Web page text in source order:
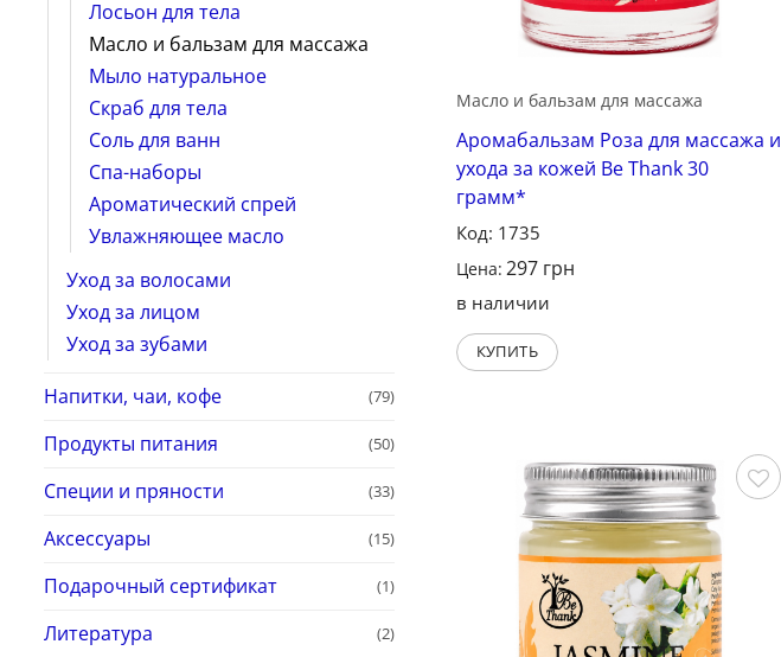
Лосьон для тела
Масло и бальзам для массажа
Мыло натуральное
Скраб для тела
Соль для ванн
Спа-наборы
Ароматический спрей
Увлажняющее масло
Уход за волосами
Уход за лицом
Уход за зубами
Напитки, чаи, кофе
(79)
Продукты питания (50)
Специи и пряности (33)
Аксессуары (15)
Подарочный сертификат (1)
Литература (2)
Масло и бальзам для массажа
Аромабальзам Роза для массажа и
ухода за кожей Be Thank 30
грамм*
Код: 1735
Цена: 297 грн
в наличии
КУПИТЬ
Сохранить